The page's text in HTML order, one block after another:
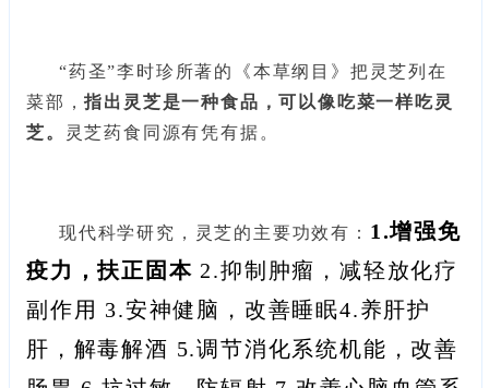
“药圣”李时珍所著的《本草纲目》把灵芝列在
菜部，指出灵芝是一种食品，可以像吃菜一样吃灵
芝。
灵芝药食同源有凭有据。
现代科学研究，灵芝的主要功效有： 1.增强免
疫力，扶正固本 2.抑制肿瘤，减轻放化疗
副作用 3.安神健脑，改善睡眠4.养肝护
肝，解毒解酒 5.调节消化系统机能，改善